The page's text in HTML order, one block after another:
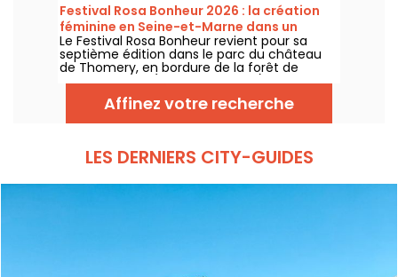
gratuits à découvrir du 24 juin au 6
septembre 2026 !
Festival Rosa Bonheur 2026 : la création
féminine en Seine-et-Marne dans un
château
Le Festival Rosa Bonheur revient pour sa
septième édition dans le parc du château
de Thomery, en bordure de la forêt de
Fontainebleau (Seine-et-Marne), du 4 juillet
au 29 août 2026, avec une programmation
entièrement dédiée à la création féminine
et au matrimoine.
Affinez votre recherche
LES DERNIERS CITY-GUIDES